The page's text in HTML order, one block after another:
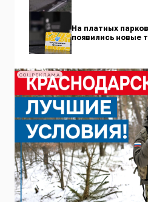
На платных
появились новые
СОЦРЕКЛАМА